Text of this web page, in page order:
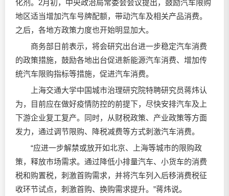
化剂。2月初，中央政治局常委会会议提出，鼓励汽车限购
地区适当增加汽车号牌配额，带动汽车及相关产品消费。
之后，各地方政策力度也开始明显加大。
商务部日前表示，将会研究出台进一步稳定汽车消费
的政策措施，鼓励各地出台促进新能源汽车消费、增加传
统汽车限购指标等措施，促进汽车消费。
上海交通大学中国城市治理研究院特聘研究员蒋炜认
为，目前应在做好疫情防控的前提下，尽快安排汽车及上
下游企业复工复产。同时，从财税政策、产业政策等方面
发力，通过调节限购、降税减费等方式刺激汽车消费。
“应进一步解禁或放开如北京、上海等城市的限购政
策，释放市场需求。通过降低小排量汽车、小货车的消费
税和购置税，刺激首购需求，并将汽车列入后移消费税征
收环节试点，刺激首购、换购需求提升。”蒋炜说。